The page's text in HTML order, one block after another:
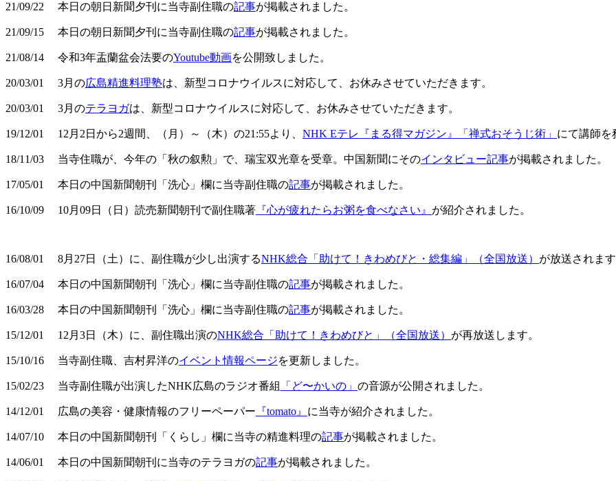
21/09/22 本日の朝日新聞夕刊に当寺副住職の記事が掲載されました。
21/09/15 本日の朝日新聞夕刊に当寺副住職の記事が掲載されました。
21/08/14 令和3年盂蘭盆会法要のYoutube動画を公開致しました。
20/03/01 3月の広島精進料理塾は、新型コロナウイルスに対応して、お休みさせていただきます。
20/03/01 3月のテラヨガは、新型コロナウイルスに対応して、お休みさせていただきます。
19/12/01 12月2日から2週間、（月）～（木）の21:55より、 NHK Eテレ『まる得マガジン』「禅式おそうじ術」 にて講師を
18/11/03 当寺住職が、今年の「秋の叙勲」で、瑞宝双光章を受章。中国新聞にそのインタビュー記事が掲載されました。
17/05/01 本日の中国新聞朝刊「洗心」欄に当寺副住職の記事が掲載されました。
16/10/09 10月09日（日）読売新聞朝刊で副住職著 『心が疲れたらお粥を食べなさい』 が紹介されました。
16/08/01 8月27日（土）に、副住職が少し出演するNHK総合「助けて！きわめびと・総集編」（全国放送） が放送されます
16/07/04 本日の中国新聞朝刊「洗心」欄に当寺副住職の記事が掲載されました。
16/03/28 本日の中国新聞朝刊「洗心」欄に当寺副住職の記事が掲載されました。
15/12/01 12月3日（木）に、副住職出演のNHK総合「助けて！きわめびと」（全国放送） が再放送します。
15/10/16 当寺副住職、吉村昇洋のイベント情報ページを更新しました。
15/02/23 当寺副住職が出演したNHK広島のラジオ番組 「ど〜かいの」 の音源が公開されました。
14/12/01 広島の美容・健康情報のフリーペーパー 『tomato』 に当寺が紹介されました。
14/07/10 本日の中国新聞朝刊「くらし」欄に当寺の精進料理の記事が掲載されました。
14/06/01 本日の中国新聞朝刊に当寺のテラヨガの記事が掲載されました。